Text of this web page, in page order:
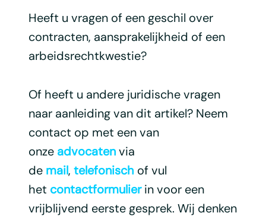
Heeft u vragen of een geschil over
contracten, aansprakelijkheid of een
arbeidsrechtkwestie?
Of heeft u andere juridische vragen
naar aanleiding van dit artikel? Neem
contact op met een van
onze advocatenvia
de mail, telefonischof vul
het contactformulierin voor een
vrijblijvend eerste gesprek. Wij denken